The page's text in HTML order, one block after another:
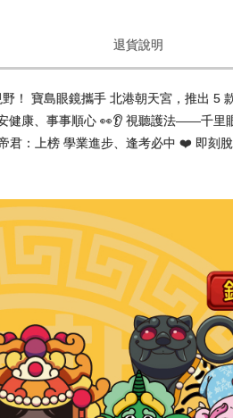
退貨說明
！ 寶島眼鏡攜手 北港朝天宮，推出 5
康、事事順心 👀👂 視聽護法——千里
：上榜 學業進步、逢考必中 ❤️ 即刻